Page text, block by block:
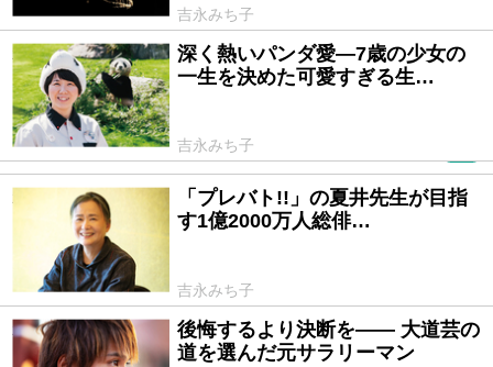
吉永みち子
2019/06/25
深く熱いパンダ愛―7歳の少女の
一生を決めた可愛すぎる生…
吉永みち子
2019/05/23
「プレバト!!」の夏井先生が目指
す1億2000万人総俳…
吉永みち子
2019/04/25
後悔するより決断を―― 大道芸の
道を選んだ元サラリーマン